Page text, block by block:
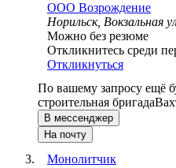
ООО Возрождение
Норильск, Вокзальная
Можно без резюме
Откликнитесь среди
Откликнуться
По вашему запросу ещё
строительная бригада
В мессенджер
На почту
Монолитчик